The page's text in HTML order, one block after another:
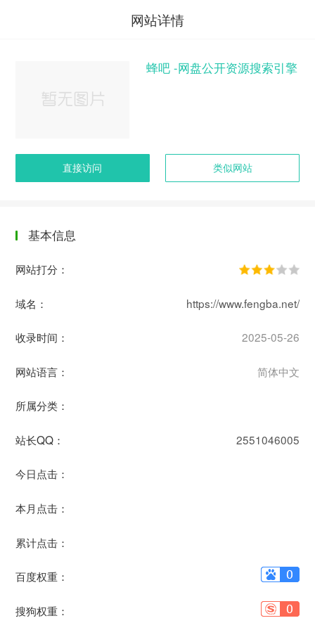
网站详情
蜂吧 -网盘公开资源搜索引擎
直接访问 类似网站
基本信息
网站打分：
域名： https://www.fengba.net/
收录时间： 2025-05-26
网站语言： 简体中文
所属分类：
站长QQ： 2551046005
今日点击：
本月点击：
累计点击：
百度权重：
搜狗权重：